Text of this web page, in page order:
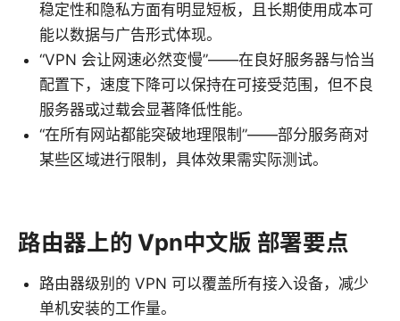
稳定性和隐私方面有明显短板，且长期使用成本可
能以数据与广告形式体现。
“VPN 会让网速必然变慢”——在良好服务器与恰当
配置下，速度下降可以保持在可接受范围，但不良
服务器或过载会显著降低性能。
“在所有网站都能突破地理限制”——部分服务商对
某些区域进行限制，具体效果需实际测试。
路由器上的 Vpn中文版 部署要点
路由器级别的 VPN 可以覆盖所有接入设备，减少
单机安装的工作量。